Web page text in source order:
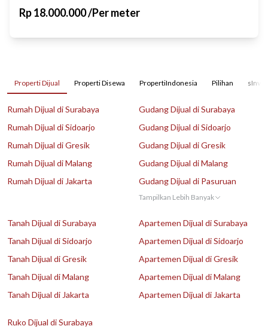
Rp18.000.000/Per meter
Properti Dijual Properti Disewa PropertiIndonesia Pilihan
Rumah Dijual di Surabaya
Rumah Dijual di Sidoarjo
Rumah Dijual di Gresik
Rumah Dijual di Malang
Rumah Dijual di Jakarta
Gudang Dijual di Surabaya
Gudang Dijual di Sidoarjo
Gudang Dijual di Gresik
Gudang Dijual di Malang
Gudang Dijual di Pasuruan
Tampilkan Lebih Banyak
Tanah Dijual di Surabaya
Tanah Dijual di Sidoarjo
Tanah Dijual di Gresik
Tanah Dijual di Malang
Tanah Dijual di Jakarta
Apartemen Dijual di Surabaya
Apartemen Dijual di Sidoarjo
Apartemen Dijual di Gresik
Apartemen Dijual di Malang
Apartemen Dijual di Jakarta
Ruko Dijual di Surabaya